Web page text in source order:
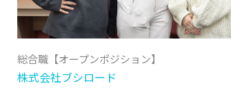
総合職【オープンポジション】
株式会社ブシロード